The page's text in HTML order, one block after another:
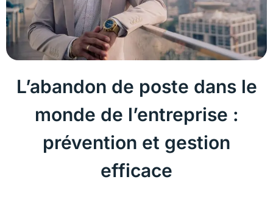
L’abandon de poste dans le
monde de l’entreprise :
prévention et gestion
efficace